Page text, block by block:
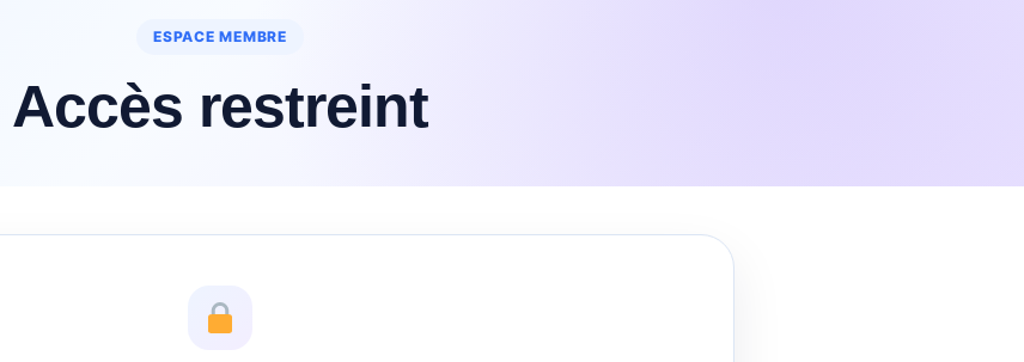
ESPACE MEMBRE
Accès restreint